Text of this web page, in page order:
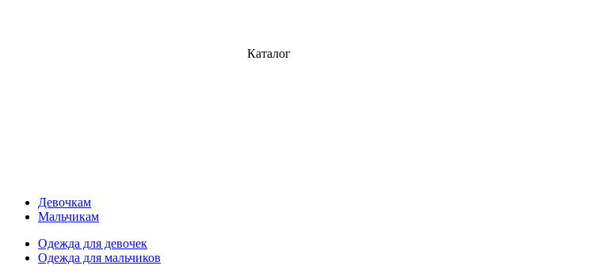
Каталог
Девочкам
Мальчикам
Одежда для девочек
Одежда для мальчиков